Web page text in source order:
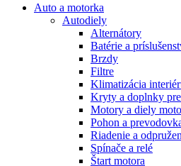
Auto a motorka
Autodiely
Alternátory
Batérie a
Brzdy
Filtre
Klimatizácia
Kryty a doplnky
Motory a diely
Pohon a
Riadenie a
Spínače a relé
Štart motora